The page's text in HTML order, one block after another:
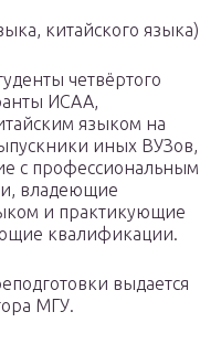
китайского языка)
четвёртого
ИСАА,
языком на
иных ВУЗов,
с профессиональным
владеющие
и практикующие
квалификации.
выдается
МГУ.